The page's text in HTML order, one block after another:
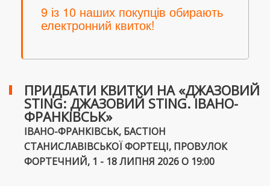
9 із 10 наших покупців обирають
електронний квиток!
ПРИДБАТИ КВИТКИ НА «ДЖАЗОВИЙ
STING: ДЖАЗОВИЙ STING. ІВАНО-
ФРАНКІВСЬК»
ІВАНО-ФРАНКІВСЬК, БАСТІОН
СТАНИСЛАВІВСЬКОЇ ФОРТЕЦІ, ПРОВУЛОК
ФОРТЕЧНИЙ, 1 - 18 ЛИПНЯ 2026 О 19:00